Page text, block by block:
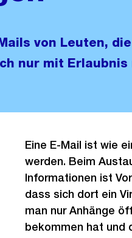
von Leuten,
nur mit
Eine E-Mail ist wie
werden. Beim
Informationen ist
dass sich dort ein
man nur Anhänge
bekommen hat und